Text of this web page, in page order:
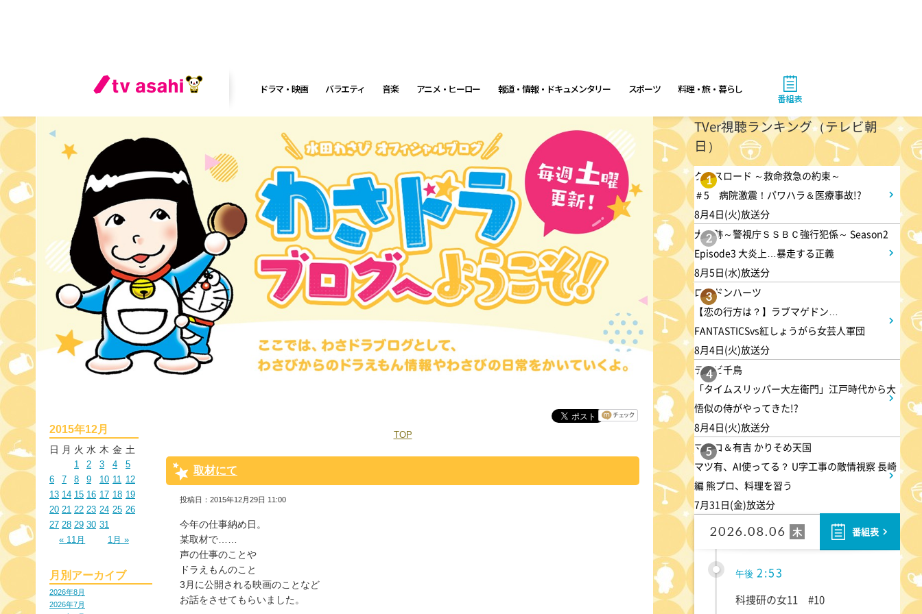
ドラマ・映画 バラエティ 音楽 アニメ・ヒーロー 報道・情報・ドキュメンタリー スポーツ 料理・旅・暮らし
番組表
2015年12月
日 月 火 水 木 金 土
1 2 3 4
5
6
7 8 9 10 11 12
13 14 15 16 17 18 19
20 21 22 23 24 25 26
27 28 29 30 31
« 11月
1月 »
月別アーカイブ
2026年8月
2026年7月
TOP
取材にて
投稿日：2015年12月29日 11:00
今年の仕事納め日。
某取材で……
声の仕事のことや
ドラえもんのこと
3月に公開される映画のことなど
お話をさせてもらいました。
TVer視聴ランキング（テレビ朝
日）
1
クロスロード ～救命救急の約束～
＃5 病院激震！パワハラ＆医療事故!?
8月4日(火)放送分
2
大追跡～警視庁ＳＳＢＣ強行犯係～ Season2
Episode3 大炎上…暴走する正義
8月5日(水)放送分
3
ロンドンハーツ
【恋の行方は？】ラブマゲドン…
FANTASTICSvs紅しょうがら女芸人軍団
8月4日(火)放送分
4
テレビ千鳥
「タイムスリッパー大左衛門」江戸時代から大
悟似の侍がやってきた!?
8月4日(火)放送分
5
マツコ＆有吉 かりそめ天国
マツ有、AI使ってる？ U字工事の敵情視察 長崎
編 熊プロ、料理を習う
7月31日(金)放送分
2026.08.06 木 番組表
午前 10:10
じゅん散歩
午前 10:40
大下容子ワイド!スクランブル
午後 1:00
徹子の部屋 高橋文哉
午後 1:30
DAIGOも台所 ～きょうの献
立 何にする?～ 今日はハム
の日!ごちそうに変身
午後 1:45
ANNニュース
午後 1:55
大空港～GATE24～ #2
午後 2:53
科捜研の女11 #10